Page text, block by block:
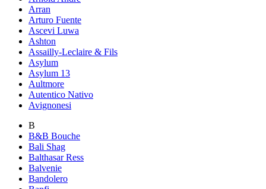
Arran
Arturo Fuente
Ascevi Luwa
Ashton
Assailly-Leclaire & Fils
Asylum
Asylum 13
Aultmore
Autentico Nativo
Avignonesi
B
B&B Bouche
Bali Shag
Balthasar Ress
Balvenie
Bandolero